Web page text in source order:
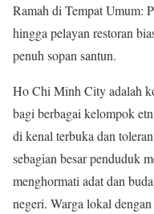
Ramah di Tempat Umum:
hingga pelayan restoran
penuh sopan santun.
Ho Chi Minh City adalah
bagi berbagai kelompok
di kenal terbuka dan
sebagian besar penduduk
menghormati adat dan
negeri. Warga lokal